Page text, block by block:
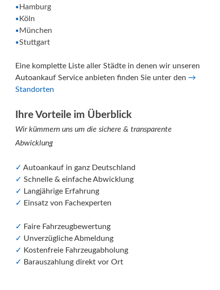
• Hamburg
• Köln
• München
•Stuttgart
Eine komplette Liste aller Städte in denen wir unseren
Autoankauf Service anbieten finden Sie unter den →
Standorten
Ihre Vorteile im Überblick
Wir kümmern uns um die sichere & transparente
Abwicklung
✓ Autoankauf in ganz Deutschland
✓ Schnelle & einfache Abwicklung
✓ Langjährige Erfahrung
✓ Einsatz von Fachexperten
✓ Faire Fahrzeugbewertung
✓ Unverzügliche Abmeldung
✓ Kostenfreie Fahrzeugabholung
✓ Barauszahlung direkt vor Ort